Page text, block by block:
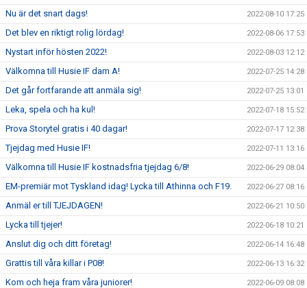
Nu är det snart dags! 2022-08-10 17:25
Det blev en riktigt rolig lördag! 2022-08-06 17:53
Nystart inför hösten 2022! 2022-08-03 12:12
Välkomna till Husie IF dam A! 2022-07-25 14:28
Det går fortfarande att anmäla sig! 2022-07-25 13:01
Leka, spela och ha kul! 2022-07-18 15:52
Prova Storytel gratis i 40 dagar! 2022-07-17 12:38
Tjejdag med Husie IF! 2022-07-11 13:16
Välkomna till Husie IF kostnadsfria tjejdag 6/8! 2022-06-29 08:04
EM-premiär mot Tyskland idag! Lycka till Athinna och F19. 2022-06-27 08:16
Anmäl er till TJEJDAGEN! 2022-06-21 10:50
Lycka till tjejer! 2022-06-18 10:21
Anslut dig och ditt företag! 2022-06-14 16:48
Grattis till våra killar i P08! 2022-06-13 16:32
Kom och heja fram våra juniorer! 2022-06-09 08:08